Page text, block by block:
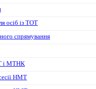
осіб із ТОТ
спрямування
і МТНК
НМТ